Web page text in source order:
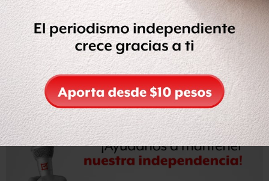
En entrevista con Radio Fórmula dijo que se busca afectar
su cierre de campaña – que terminan este miércoles –
con un video de hace 11 años, cuando era presidente
municipal de Solidaridad (2005-2008).
“Ese es un video grabado hace 11 años. Fue en el 2005
cuando iniciábamos la administración municipal”, dijo el
candidato. “Se notan los años y unos kilos de menos”.